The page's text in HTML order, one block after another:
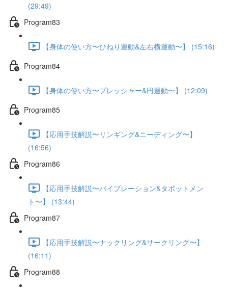
(29:49)
Program83
【身体の使い方〜ひねり運動&左右横運動〜】 (15:16)
Program84
【身体の使い方〜プレッシャー&円運動〜】 (12:09)
Program85
【応用手技解説〜リンギング&ニーディング〜】
(16:56)
Program86
【応用手技解説〜バイブレーション&タポットメン
ト〜】 (13:44)
Program87
【応用手技解説〜ナックリング&サークリング〜】
(16:11)
Program88